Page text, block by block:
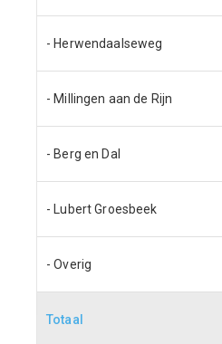
- Herwendaalseweg
- Millingen aan de Rijn
- Berg en Dal
- Lubert Groesbeek
- Overig
Totaal